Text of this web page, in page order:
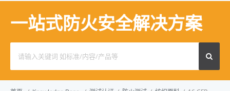
一站式防火安全解决方案
for: